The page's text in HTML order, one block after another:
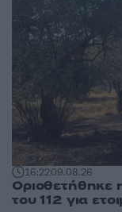
16:2209.08.26
Οριοθετήθηκε
του 112 για